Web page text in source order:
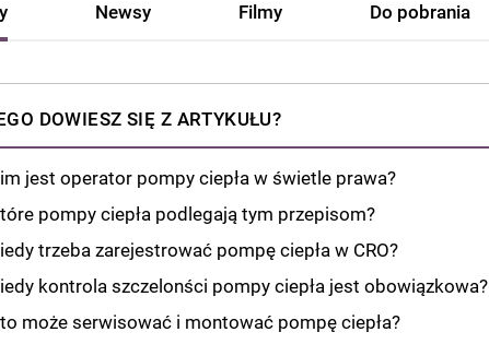
Newsy Filmy Do pobrania
DOWIESZ SIĘ Z ARTYKUŁU?
jest operator pompy ciepła w świetle prawa?
pompy ciepła podlegają tym przepisom?
trzeba zarejestrować pompę ciepła w CRO?
kontrola szczelonści pompy ciepła jest obowiązkowa?
może serwisować i montować pompę ciepła?